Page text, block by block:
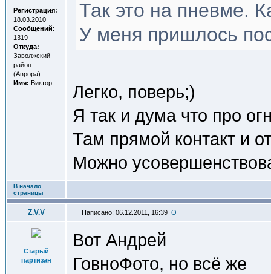
Регистрация:
18.03.2010
Сообщений:
1319
Откуда:
Заволжский
район.
(Аврора)
Имя: Виктор
Так это на пневме.
У меня пришлось
Легко, поверь;)
Я так и дума что про
Там прямой контакт и
Можно
В начало
страницы
Z.V.V Написано: 06.12.2011, 16:39
Старый
партизан
Вот Андрей
ГовноФото, но всё же